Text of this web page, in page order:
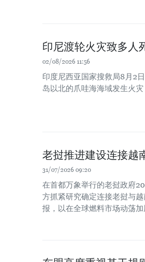
印尼渡轮火灾致多人
02/08/2026 11:56
印度尼西亚国家搜救局8月2
岛以北的爪哇海海域发生火
老挝推进建设连接越
31/07/2026 09:20
在首都万象举行的老挝政府
方抓紧研究确定连接老挝与
报，以在全球燃料市场动荡